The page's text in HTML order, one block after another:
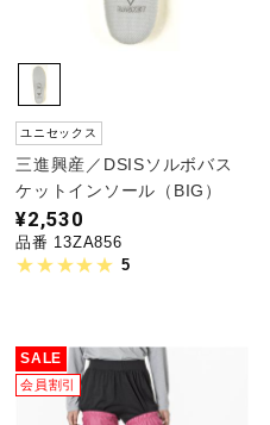
卓球
柔道
ワーキング
ユニセックス
三進興産／DSISソルボバス
ケットインソール（BIG）
¥2,530
品番 13ZA856
5
SALE
会員割引